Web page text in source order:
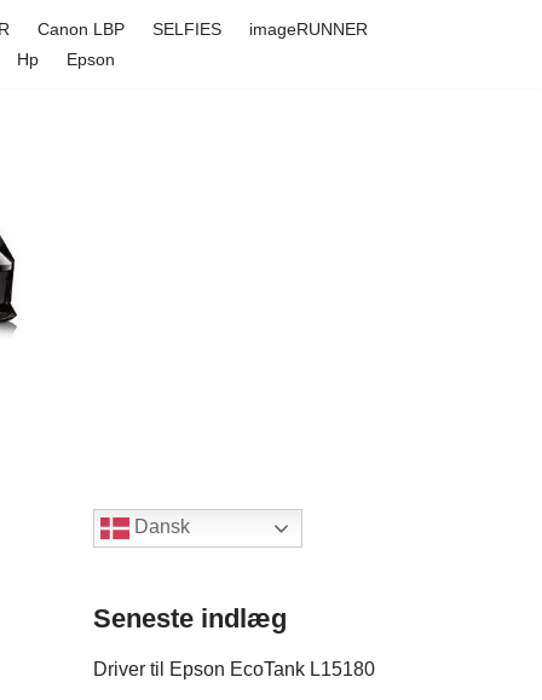
Canon LBP SELFIES
imageRUNNER
Hp Epson
Dansk
Seneste indlæg
Driver til Epson EcoTank L15180